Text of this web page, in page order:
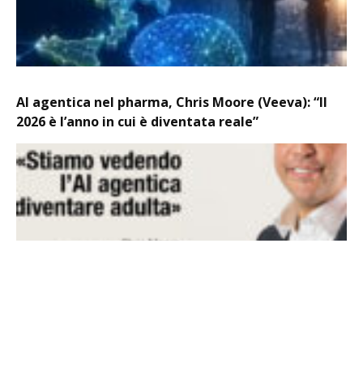
AI agentica nel pharma, Chris Moore (Veeva): “Il
2026 è l’anno in cui è diventata reale”